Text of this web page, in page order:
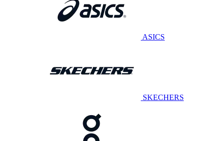
ASICS
SKECHERS